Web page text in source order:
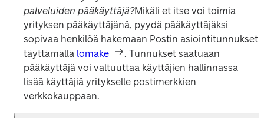
palveluiden pääkäyttäjä?Mikäli et itse voi toimia
yrityksen pääkäyttäjänä, pyydä pääkäyttäjäksi
sopivaa henkilöä hakemaan Postin asiointitunnukset
täyttämällä lomake
. Tunnukset saatuaan
pääkäyttäjä voi valtuuttaa käyttäjien hallinnassa
lisää käyttäjiä yritykselle postimerkkien
verkkokauppaan.